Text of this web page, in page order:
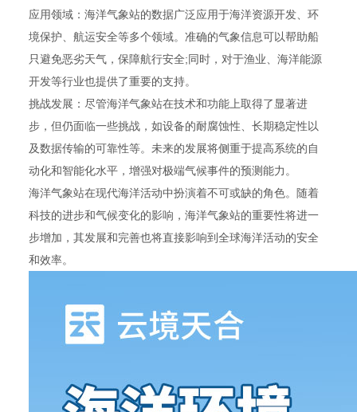
应用领域：海洋气象站的数据广泛应用于海洋资源开发、环
境保护、航运安全等多个领域。准确的气象信息可以帮助船
只避免恶劣天气，保障航行安全;同时，对于渔业、海洋能源
开发等行业也提供了重要的支持。
挑战发展：尽管海洋气象站在技术和功能上取得了显著进
步，但仍面临一些挑战，如设备的耐腐蚀性、长期稳定性以
及数据传输的可靠性等。未来的发展将侧重于提高系统的自
动化和智能化水平，增强对极端气候事件的预测能力。
海洋气象站在现代海洋活动中扮演着不可或缺的角色。随着
科技的进步和气候变化的影响，海洋气象站的重要性将进一
步增加，其发展和完善也将直接影响到全球海洋活动的安全
和效率。